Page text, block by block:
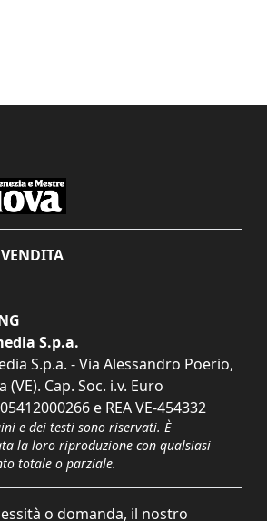
S.p.a.
S.p.a. - Via Alessandro Poerio,
(VE). Cap. Soc. i.v. Euro
e REA VE-454332
e dei testi sono riservati. È
la loro riproduzione con qualsiasi
totale o parziale.
o domanda, il nostro